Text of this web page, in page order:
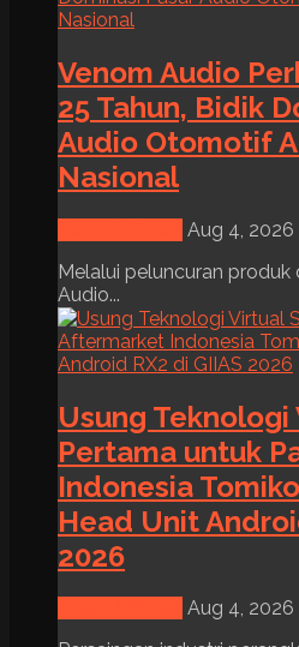
Venom Audio
25 Tahun, Bidik
Audio Otomotif
Nasional
Aug 4, 2026
Melalui peluncuran produk
Audio...
Usung Teknologi
Pertama untuk
Indonesia
Head Unit
2026
Aug 4, 2026